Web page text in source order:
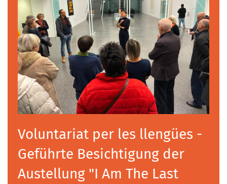
Voluntariat per les llengües -
Geführte Besichtigung der
Austellung "I Am The Last